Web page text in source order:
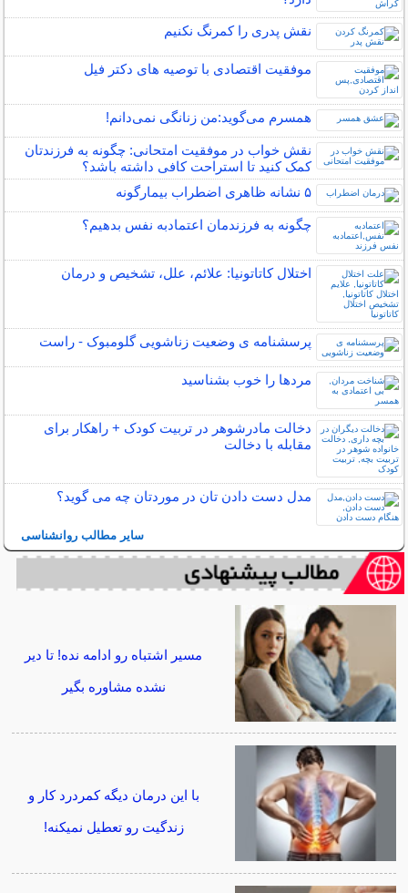
نقش پدری را کمرنگ نکنیم
موفقیت اقتصادی با توصیه های دکتر فیل
همسرم می‌گوید:من زنانگی نمی‌دانم!
نقش خواب در موفقیت امتحانی: چگونه به فرزندتان
کمک کنید تا استراحت کافی داشته باشد؟
۵ نشانه‌ ظاهری اضطراب بیمارگونه
چگونه به فرزندمان اعتمادبه نفس بدهیم؟
اختلال کاتاتونیا: علائم، علل، تشخیص و درمان
پرسشنامه ی وضعیت زناشویی گلومبوک - راست
مردها را خوب بشناسید
دخالت مادرشوهر در تربیت کودک + راهکار برای
مقابله با دخالت
مدل دست دادن تان در موردتان چه می گوید؟
سایر مطالب روانشناسی
مسیر اشتباه رو ادامه نده! تا دیر
نشده مشاوره بگیر
با این درمان دیگه کمردرد کار و
زندگیت رو تعطیل نمیکنه!